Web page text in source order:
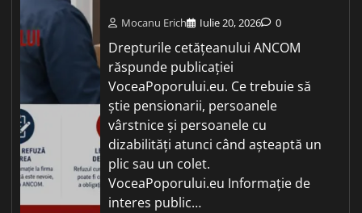
Mocanu Erich Iulie 20, 2026 0
Drepturile cetățeanului ANCOM
răspunde publicației
VoceaPoporului.eu. Ce trebuie să
știe pensionarii, persoanele
vârstnice și persoanele cu
dizabilități atunci când așteaptă un
plic sau un colet.
VoceaPoporului.eu Informație de
interes public…